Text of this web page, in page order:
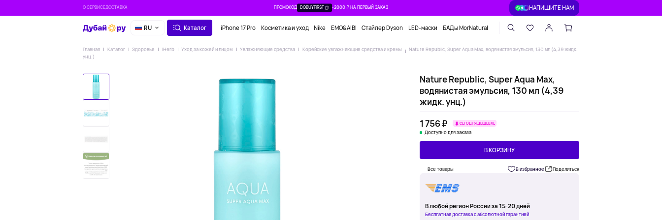
О СЕРВИСЕДОСТАВКА ПРОМОКОД DOBUYFIRST -2000 ₽ НА ПЕРВЫЙ ЗАКАЗ НАПИШИТЕ НАМ
RU Каталог iPhone 17 Pro Косметика и уход Nike EMO&AIBI Стайлер Dyson LED-маски БАДы MorNatural
Главная Каталог Здоровье IHerb Уход за кожей и лицом Увлажняющие средства Корейские увлажняющие средства и кремы
Nature Republic, Super Aqua Max, водянистая эмульсия, 130 мл (4,39 жидк.
унц.)
Nature Republic, Super Aqua Max,
водянистая эмульсия, 130 мл (4,39
жидк. унц.)
1 756 ₽
СЕГОДНЯ ДЕШЕВЛЕ
Доступно для заказа
В КОРЗИНУ
Все товары В избранное Поделиться
В любой регион России за 15-20 дней
Бесплатная доставка с абсолютной гарантией